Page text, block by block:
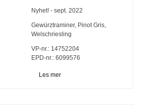
Nyhet! - sept. 2022
Gewürztraminer, Pinot Gris,
Welschriesling
VP-nr.:14752204
EPD-nr.: 6099576
Les mer